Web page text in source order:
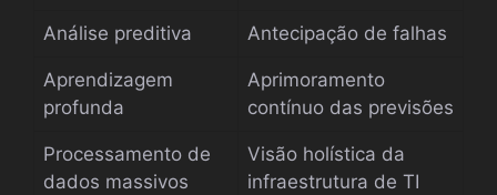
Análise preditiva Antecipação de falhas
Aprendizagem
profunda
Aprimoramento
contínuo das previsões
Processamento de
dados massivos
Visão holística da
infraestrutura de TI